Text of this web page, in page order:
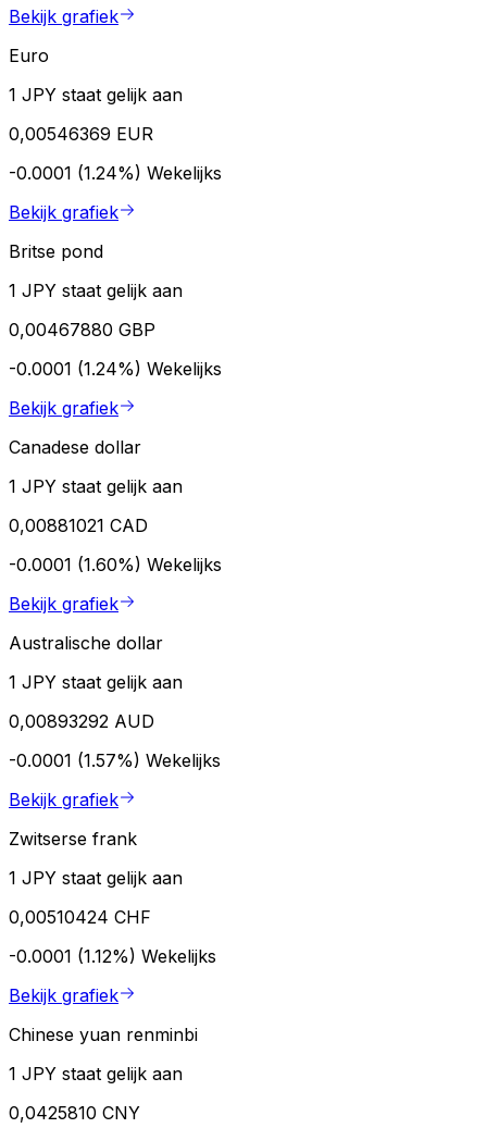
Bekijk grafiek
Euro
1 JPY staat gelijk aan
0,00546369 EUR
-0.0001 (1.24%) Wekelijks
Bekijk grafiek
Britse pond
1 JPY staat gelijk aan
0,00467880 GBP
-0.0001 (1.24%) Wekelijks
Bekijk grafiek
Canadese dollar
1 JPY staat gelijk aan
0,00881021 CAD
-0.0001 (1.60%) Wekelijks
Bekijk grafiek
Australische dollar
1 JPY staat gelijk aan
0,00893292 AUD
-0.0001 (1.57%) Wekelijks
Bekijk grafiek
Zwitserse frank
1 JPY staat gelijk aan
0,00510424 CHF
-0.0001 (1.12%) Wekelijks
Bekijk grafiek
Chinese yuan renminbi
1 JPY staat gelijk aan
0,0425810 CNY